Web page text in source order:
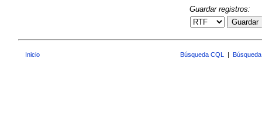
Guardar registros:
Guardar
Inicio Búsqueda CQL